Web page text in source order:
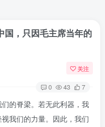
国，只因毛主席当年的
关注
0 43 7
的脊梁。若无此利器，我
我们的力量。因此，我们